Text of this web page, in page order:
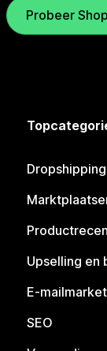
Probeer
Dropshipping
Upselling en
E-
SEO